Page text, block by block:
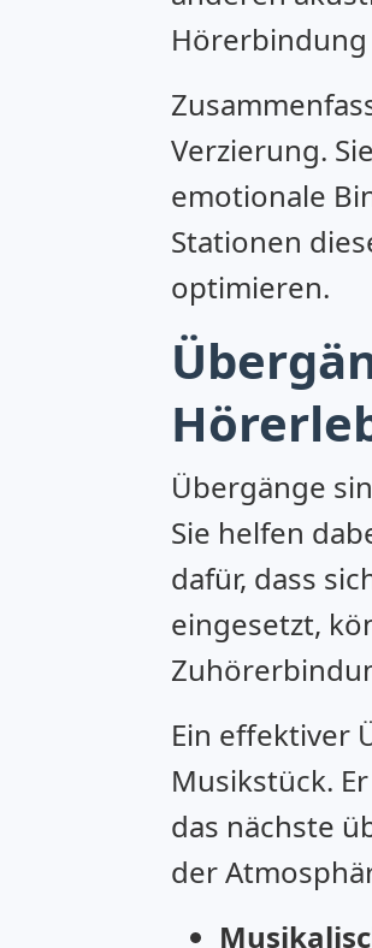
Verzierung.
emotionale
Stationen
optimieren.
Übergänge
Sie helfen
dafür, dass
eingesetzt,
Ein effektiver
Musikstück.
das nächste
der